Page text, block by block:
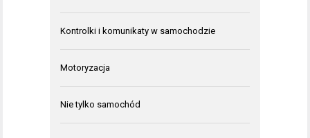
Kontrolki i komunikaty w samochodzie
Motoryzacja
Nie tylko samochód